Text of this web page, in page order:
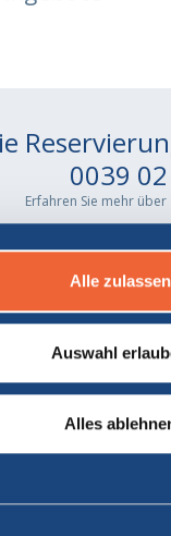
Alle zulassen
Auswahl
Alles
0039
Erfahren Sie mehr über